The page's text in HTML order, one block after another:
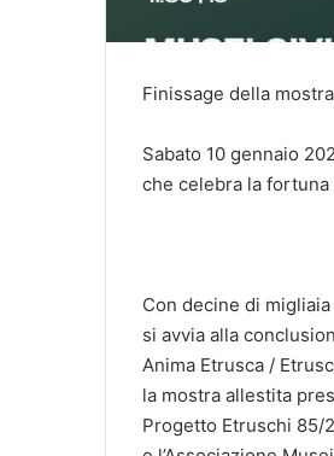
Finissage della
Sabato 10 gennaio
che celebra la
Con decine di
si avvia alla
Anima Etrusca /
la mostra allestita
Progetto Etruschi 85/